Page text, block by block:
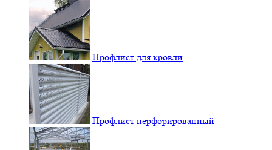
Профлист для кровли
Профлист перфорированный